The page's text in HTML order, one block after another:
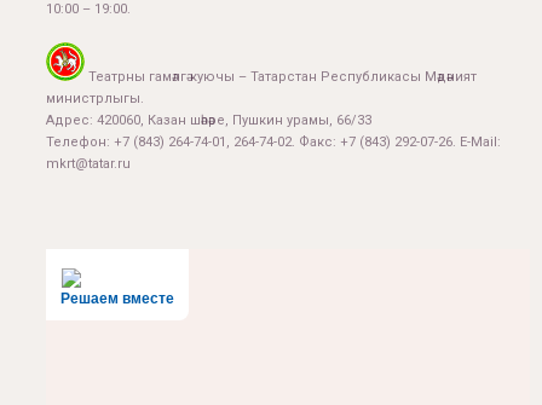
10:00 – 19:00.
Театрны гамәлгә куючы – Татарстан Республикасы Мәдәният
министрлыгы.
Адрес: 420060, Казан шәһәре, Пушкин урамы, 66/33
Телефон: +7 (843) 264-74-01, 264-74-02. Факс: +7 (843) 292-07-26. E-Mail:
mkrt@tatar.ru
Решаем вместе